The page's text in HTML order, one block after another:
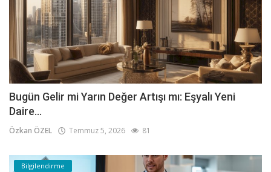
Bugün Gelir mi Yarın Değer Artışı mı: Eşyalı Yeni
Daire...
Özkan ÖZEL Temmuz 5, 2026 81
Bilgilendirme